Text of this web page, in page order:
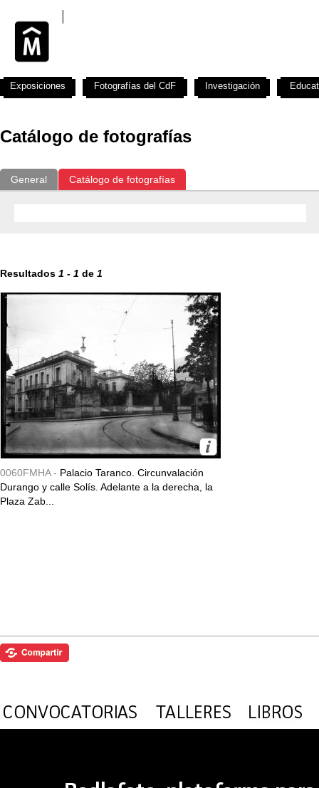
Catálogo de fotografías
General Catálogo de fotografías
Resultados 1 - 1 de 1
0060FMHA - Palacio Taranco. Circunvalación
Durango y calle Solís. Adelante a la derecha, la
Plaza Zab...
Exposiciones Fotografías del CdF Investigación